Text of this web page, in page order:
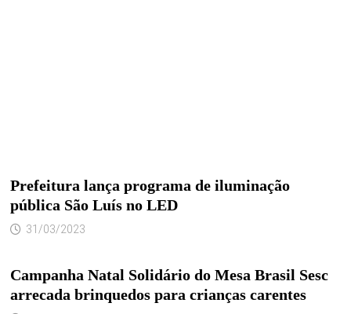
Prefeitura lança programa de iluminação
pública São Luís no LED
31/03/2023
Campanha Natal Solidário do Mesa Brasil Sesc
arrecada brinquedos para crianças carentes